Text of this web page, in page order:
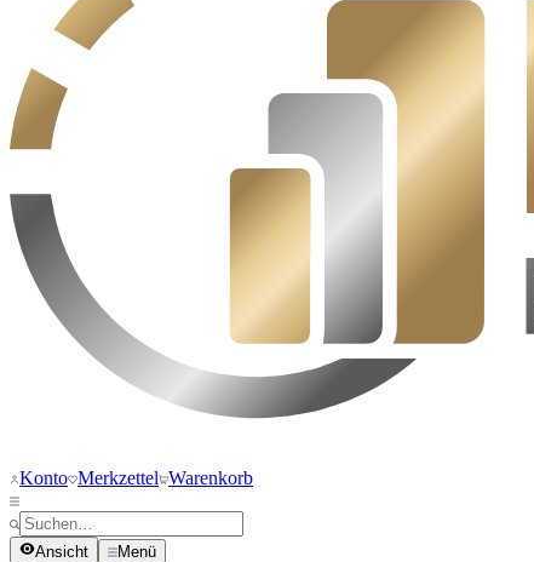
Konto Merkzettel Warenkorb
Ansicht Menü